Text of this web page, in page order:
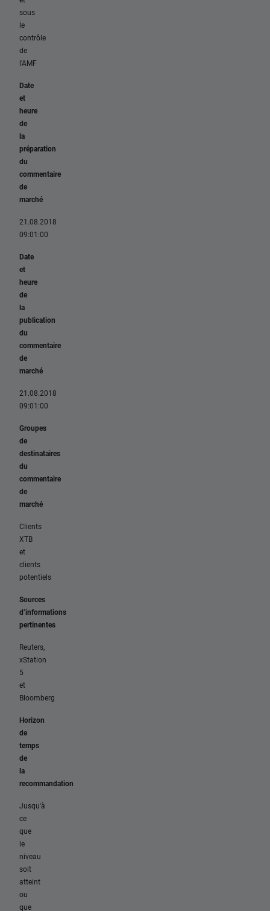
sous
le
contrôle
de
l'AMF
Date
et
heure
de
la
préparation
du
commentaire
de
marché
21.08.2018
09:01:00
Date
et
heure
de
la
publication
du
commentaire
de
marché
21.08.2018
09:01:00
Groupes
de
destinataires
du
commentaire
de
marché
Clients
XTB
et
clients
potentiels
Sources
d’informations
pertinentes
Reuters,
xStation
5
et
Bloomberg
Horizon
de
temps
de
la
recommandation
Jusqu'à
ce
que
le
niveau
soit
atteint
ou
que